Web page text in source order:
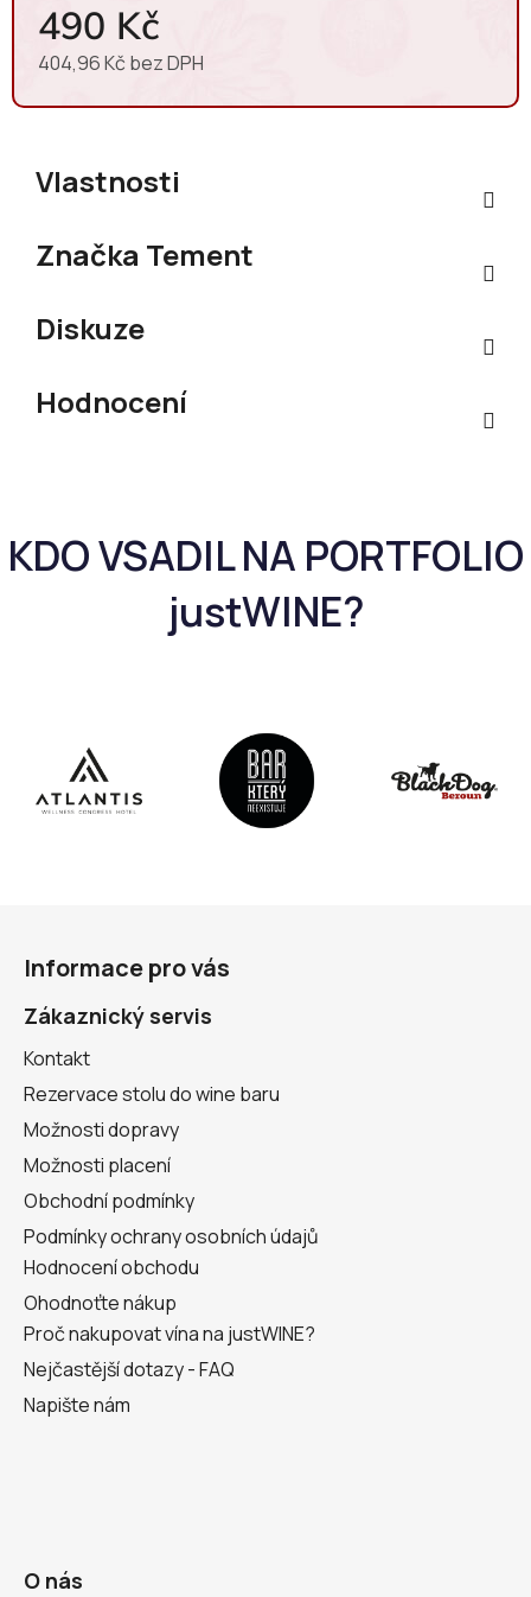
490 Kč
404,96 Kč bez DPH
Měrná cena:
Vlastnosti
Značka Tement
Diskuze
Hodnocení
Informace pro vás
Zákaznický servis
Kontakt
Rezervace stolu do wine baru
Možnosti dopravy
Možnosti placení
Obchodní podmínky
Podmínky ochrany osobních údajů
Hodnocení obchodu
Ohodnoťte nákup
Proč nakupovat vína na justWINE?
Nejčastější dotazy - FAQ
Napište nám
O nás